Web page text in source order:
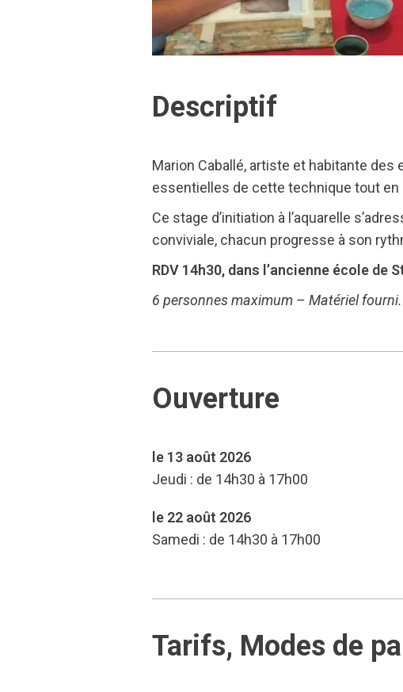
Descriptif
Marion Caballé, artiste et habitante
essentielles de cette technique tout en
Ce stage d’initiation à l’aquarelle
conviviale, chacun progresse à son
RDV 14h30, dans l’ancienne école de
6 personnes maximum – Matériel fourni.
Ouverture
le 13 août 2026
Jeudi : de 14h30 à 17h00
le 22 août 2026
Samedi : de 14h30 à 17h00
Tarifs, Modes de